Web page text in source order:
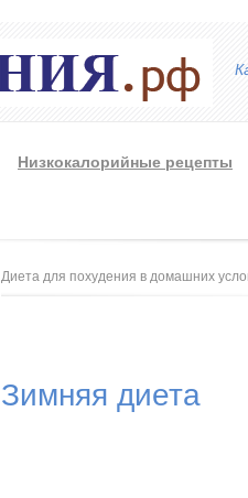
Низкокалорийные рецепты
Вы здесь
Диета для похудения в домашних
Зимняя диета